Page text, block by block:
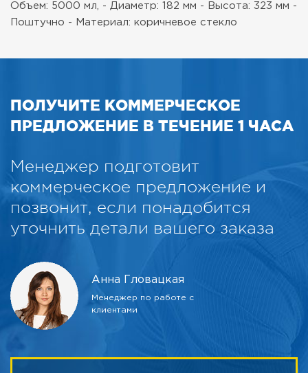
Объем: 5000 мл,
- Диаметр: 182 мм - Высота: 323 мм -
Поштучно - Материал: коричневое стекло
ПОЛУЧИТЕ КОММЕРЧЕСКОЕ
ПРЕДЛОЖЕНИЕ В ТЕЧЕНИЕ 1 ЧАСА
Менеджер подготовит
коммерческое предложение и
позвонит, если понадобится
уточнить детали вашего заказа
Анна Гловацкая
Менеджер по работе с
клиентами